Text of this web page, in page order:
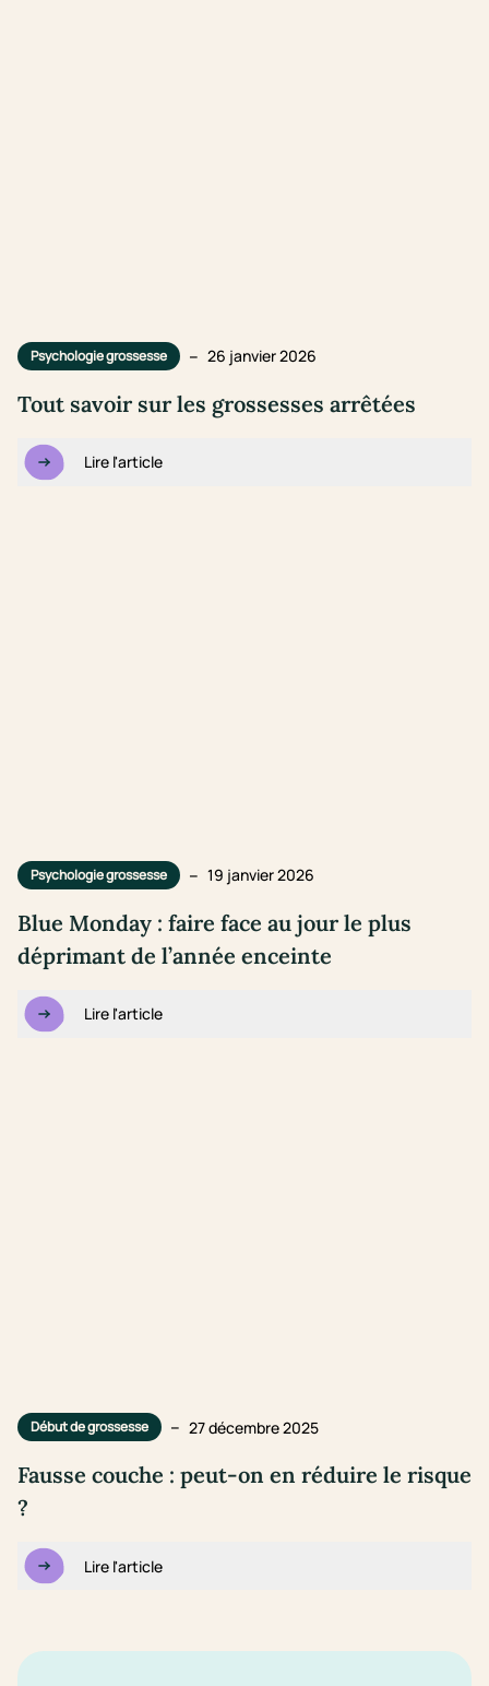
Psychologie grossesse – 26 janvier 2026
Tout savoir sur les grossesses arrêtées
Lire l'article
Psychologie grossesse – 19 janvier 2026
Blue Monday : faire face au jour le plus
déprimant de l’année enceinte
Lire l'article
Début de grossesse – 27 décembre 2025
Fausse couche : peut-on en réduire le risque
?
Lire l'article